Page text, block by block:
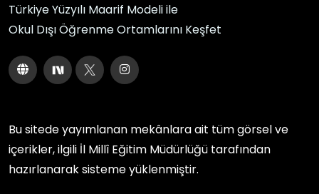
Türkiye Yüzyılı Maarif Modeli ile
Okul Dışı Öğrenme Ortamlarını Keşfet
Bu sitede yayımlanan mekânlara ait tüm görsel ve
içerikler, ilgili İl Millî Eğitim Müdürlüğü tarafından
hazırlanarak sisteme yüklenmiştir.